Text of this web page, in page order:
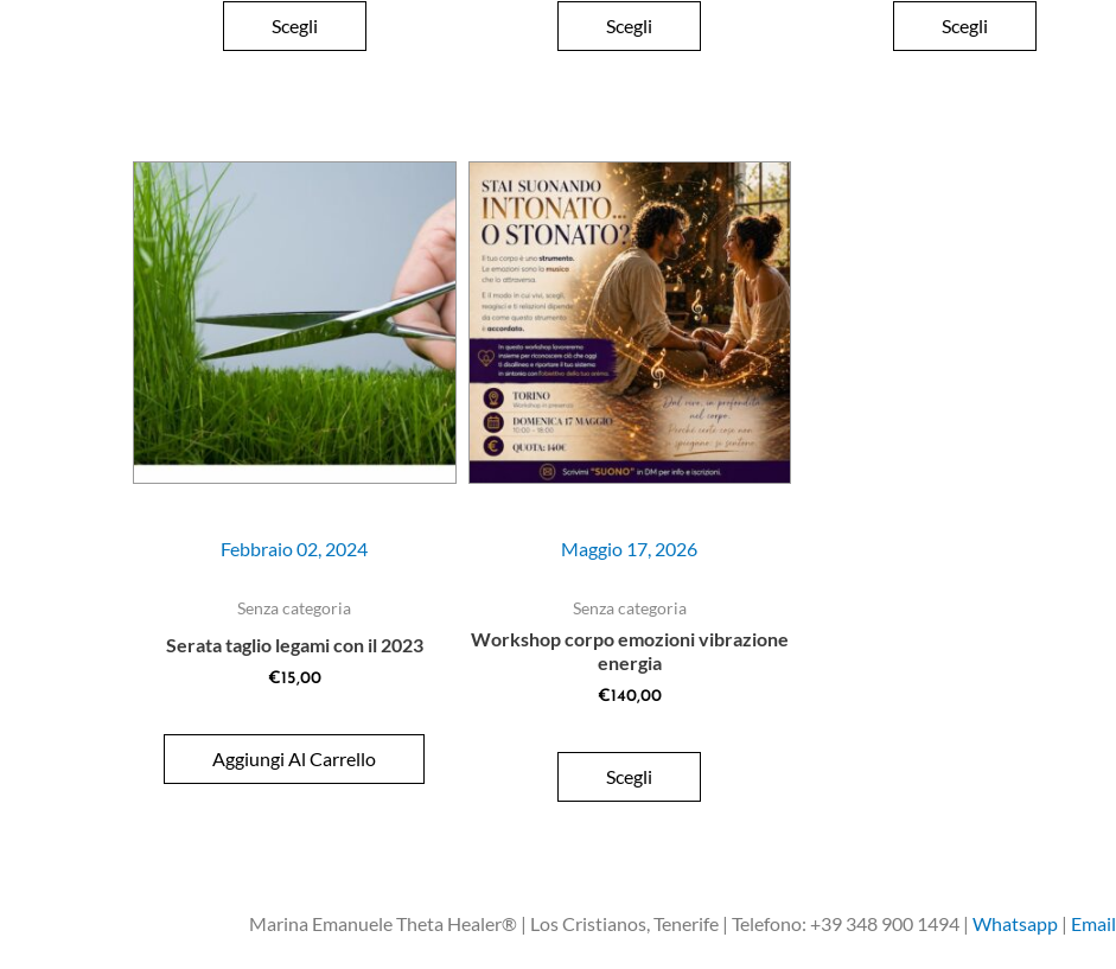
Scegli Scegli Scegli
Febbraio 02, 2024
Senza categoria
Serata taglio legami con il 2023
€15,00
Aggiungi Al Carrello
Maggio 17, 2026
Senza categoria
Workshop corpo emozioni vibrazione
energia
€140,00
Scegli
Marina Emanuele Theta Healer® | Los Cristianos, Tenerife | Telefono: +39 348 900 1494 | Whatsapp | Email